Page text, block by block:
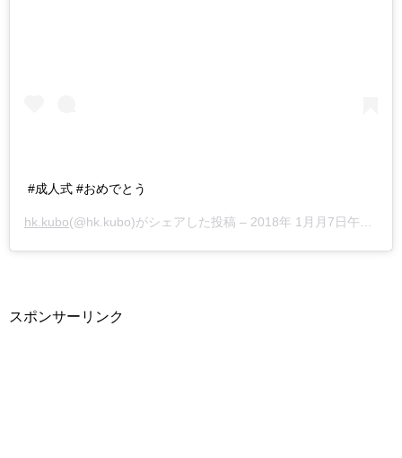
#成人式 #おめでとう
hk.kubo(@hk.kubo)がシェアした投稿 – 2018年 1月月7日午後4時59分PST
スポンサーリンク